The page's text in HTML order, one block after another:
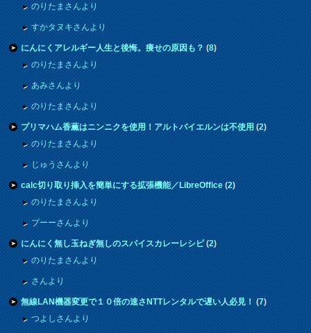
のりたまさんより
すかタヌキさんより
にんにくアレルギー人生と後悔。痩せの原因も？(8)
のりたまさんより
あみさんより
のりたまさんより
プリマハム香薫はニンニクを使用！アルトバイエルンは不使用(2)
のりたまさんより
じゅうさんより
calc切り取り挿入を簡単にする拡張機能／LibreOffice(2)
のりたまさんより
プーーさんより
にんにく無し玉ねぎ無しのスパイスカレーレシピ(2)
のりたまさんより
さんより
無線LAN機器変更で１０倍の速さNTTレンタルで遅い人必見！(7)
つよしさんより